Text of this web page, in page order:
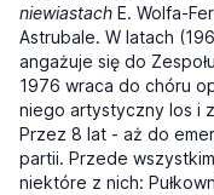
niewiastach E. Wolfa-
Astrubale. W latach
angażuje się do
1976 wraca do chóru
niego artystyczny los i
Przez 8 lat - aż do
partii. Przede
niektóre z nich: